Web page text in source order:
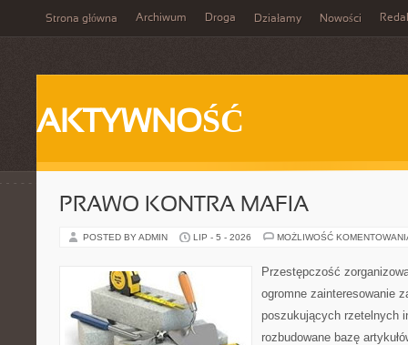
Strona główna Archiwum Droga Działamy Nowości
AKTYWNOŚĆ
PRAWO KONTRA MAFIA
POSTED BY ADMIN LIP - 5 - 2026 MOŻLIWOŚĆ
Przestępczość
ogromne zainteresowanie
poszukujących rzetelnych
rozbudowane bazę